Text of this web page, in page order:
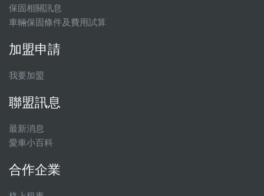
保固相關訊息
車輛保固條件及費用試算
加盟申請
我要加盟
聯盟訊息
最新消息
愛車小百科
合作企業